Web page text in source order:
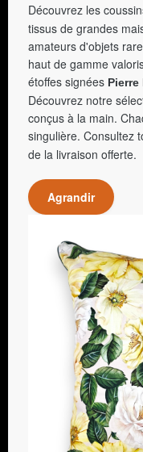
Découvrez les
tissus de grandes
amateurs d'objets
haut de gamme
étoffes signées Pierre
Découvrez notre
conçus à la main.
singulière. Consultez
de la livraison offerte.
Agrandir